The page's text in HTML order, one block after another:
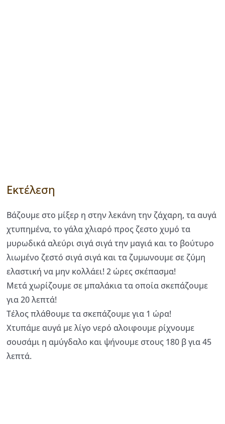
Εκτέλεση
Βάζουμε στο μίξερ η στην λεκάνη την ζάχαρη, τα αυγά
χτυπημένα, το γάλα χλιαρό προς ζεστο χυμό τα
μυρωδικά αλεύρι σιγά σιγά την μαγιά και το βούτυρο
λιωμένο ζεστό σιγά σιγά και τα ζυμωνουμε σε ζύμη
ελαστική να μην κολλάει! 2 ώρες σκέπασμα!
Μετά χωρίζουμε σε μπαλάκια τα οποία σκεπάζουμε
για 20 λεπτά!
Τέλος πλάθουμε τα σκεπάζουμε για 1 ώρα!
Χτυπάμε αυγά με λίγο νερό αλοιφουμε ρίχνουμε
σουσάμι η αμύγδαλο και ψήνουμε στους 180 β για 45
λεπτά.